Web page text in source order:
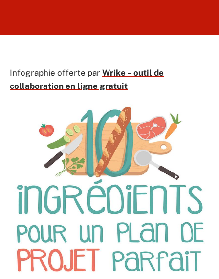
Infographie offerte par Wrike – outil de
collaboration en ligne gratuit